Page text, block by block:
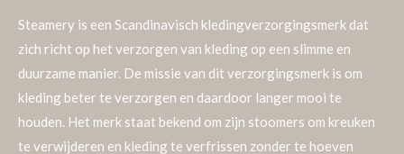
Steamery is een Scandinavisch kledingverzorgingsmerk dat
zich richt op het verzorgen van kleding op een slimme en
duurzame manier. De missie van dit verzorgingsmerk is om
kleding beter te verzorgen en daardoor langer mooi te
houden. Het merk staat bekend om zijn stoomers om kreuken
te verwijderen en kleding te verfrissen zonder te hoeven